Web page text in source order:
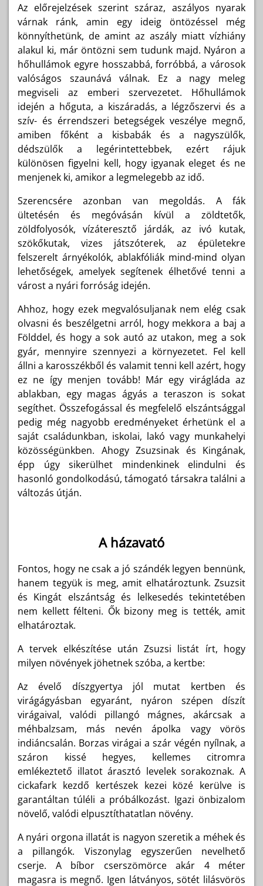
Az előrejelzések szerint száraz, aszályos nyarak
várnak ránk, amin egy ideig öntözéssel még
könnyíthetünk, de amint az aszály miatt vízhiány
alakul ki, már öntözni sem tudunk majd. Nyáron a
hőhullámok egyre hosszabbá, forróbbá, a városok
valóságos szaunává válnak. Ez a nagy meleg
megviseli az emberi szervezetet. Hőhullámok
idején a hőguta, a kiszáradás, a légzőszervi és a
szív- és érrendszeri betegségek veszélye megnő,
amiben főként a kisbabák és a nagyszülők,
dédszülők a legérintettebbek, ezért rájuk
különösen figyelni kell, hogy igyanak eleget és ne
menjenek ki, amikor a legmelegebb az idő.
Szerencsére azonban van megoldás. A fák
ültetésén és megóvásán kívül a zöldtetők,
zöldfolyosók, vízáteresztő járdák, az ivó kutak,
szökőkutak, vizes játszóterek, az épületekre
felszerelt árnyékolók, ablakfóliák mind-mind olyan
lehetőségek, amelyek segítenek élhetővé tenni a
várost a nyári forróság idején.
Ahhoz, hogy ezek megvalósuljanak nem elég csak
olvasni és beszélgetni arról, hogy mekkora a baj a
Földdel, és hogy a sok autó az utakon, meg a sok
gyár, mennyire szennyezi a környezetet. Fel kell
állni a karosszékből és valamit tenni kell azért, hogy
ez ne így menjen tovább! Már egy virágláda az
ablakban, egy magas ágyás a teraszon is sokat
segíthet. Összefogással és megfelelő elszántsággal
pedig még nagyobb eredményeket érhetünk el a
saját családunkban, iskolai, lakó vagy munkahelyi
közösségünkben. Ahogy Zsuzsinak és Kingának,
épp úgy sikerülhet mindenkinek elindulni és
hasonló gondolkodású, támogató társakra találni a
változás útján.
A házavató
Fontos, hogy ne csak a jó szándék legyen bennünk,
hanem tegyük is meg, amit elhatároztunk. Zsuzsit
és Kingát elszántság és lelkesedés tekintetében
nem kellett félteni. Ők bizony meg is tették, amit
elhatároztak.
A tervek elkészítése után Zsuzsi listát írt, hogy
milyen növények jöhetnek szóba, a kertbe:
Az évelő díszgyertya jól mutat kertben és
virágágyásban egyaránt, nyáron szépen díszít
virágaival, valódi pillangó mágnes, akárcsak a
méhbalzsam, más nevén ápolka vagy vörös
indiáncsalán. Borzas virágai a szár végén nyílnak, a
száron kissé hegyes, kellemes citromra
emlékeztető illatot árasztó levelek sorakoznak. A
cickafark kezdő kertészek kezei közé kerülve is
garantáltan túléli a próbálkozást. Igazi önbizalom
növelő, valódi elpusztíthatatlan növény.
A nyári orgona illatát is nagyon szeretik a méhek és
a pillangók. Viszonylag egyszerűen nevelhető
cserje. A bíbor cserszömörce akár 4 méter
magasra is megnő. Igen látványos, sötét lilásvörös